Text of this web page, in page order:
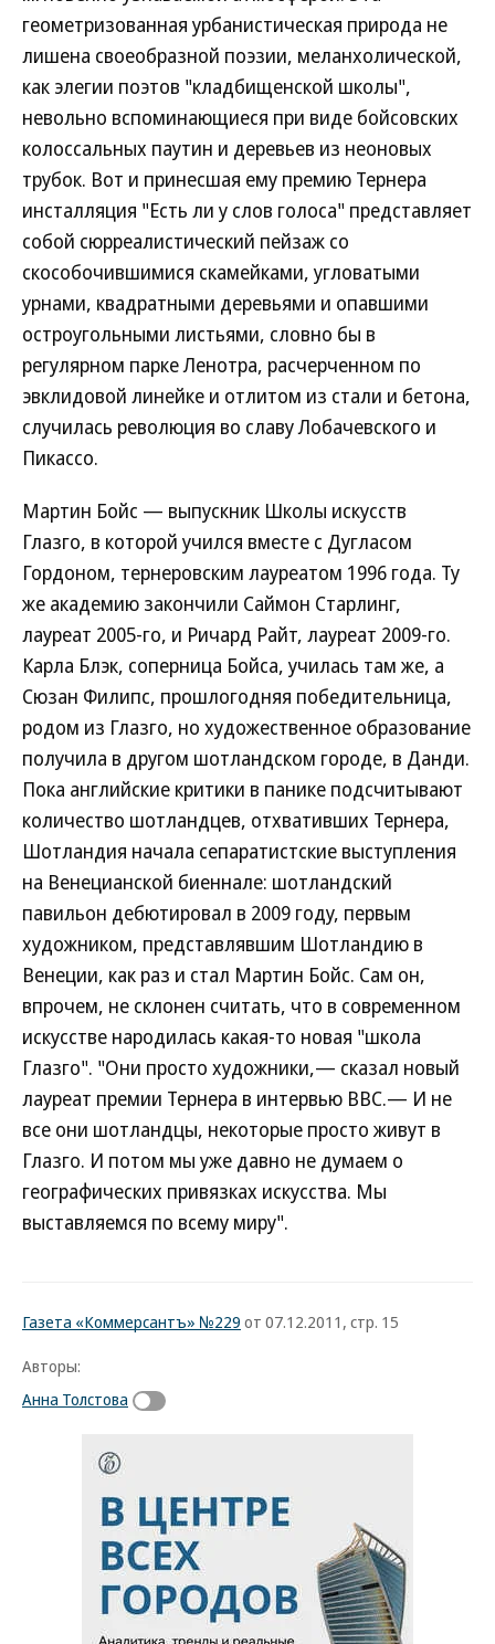
геометризованная урбанистическая природа не
лишена своеобразной поэзии, меланхолической,
как элегии поэтов "кладбищенской школы",
невольно вспоминающиеся при виде бойсовских
колоссальных паутин и деревьев из неоновых
трубок. Вот и принесшая ему премию Тернера
инсталляция "Есть ли у слов голоса" представляет
собой сюрреалистический пейзаж со
скособочившимися скамейками, угловатыми
урнами, квадратными деревьями и опавшими
остроугольными листьями, словно бы в
регулярном парке Ленотра, расчерченном по
эвклидовой линейке и отлитом из стали и бетона,
случилась революция во славу Лобачевского и
Пикассо.
Мартин Бойс — выпускник Школы искусств
Глазго, в которой учился вместе с Дугласом
Гордоном, тернеровским лауреатом 1996 года. Ту
же академию закончили Саймон Старлинг,
лауреат 2005-го, и Ричард Райт, лауреат 2009-го.
Карла Блэк, соперница Бойса, училась там же, а
Сюзан Филипс, прошлогодняя победительница,
родом из Глазго, но художественное образование
получила в другом шотландском городе, в Данди.
Пока английские критики в панике подсчитывают
количество шотландцев, отхвативших Тернера,
Шотландия начала сепаратистские выступления
на Венецианской биеннале: шотландский
павильон дебютировал в 2009 году, первым
художником, представлявшим Шотландию в
Венеции, как раз и стал Мартин Бойс. Сам он,
впрочем, не склонен считать, что в современном
искусстве народилась какая-то новая "школа
Глазго". "Они просто художники,— сказал новый
лауреат премии Тернера в интервью BBC.— И не
все они шотландцы, некоторые просто живут в
Глазго. И потом мы уже давно не думаем о
географических привязках искусства. Мы
выставляемся по всему миру".
Газета «Коммерсантъ» №229 от 07.12.2011, стр. 15
Авторы:
Анна Толстова